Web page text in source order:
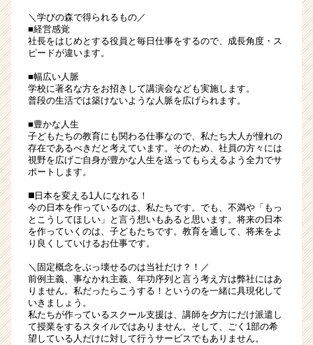
＼学びの森で得られるもの／
■経営感覚
社長をはじめとする役員と毎日仕事をするので、成長角度・ス
ピードが違います。
■幅広い人脈
学校に著名な方をお招きして講演会なども実施します。
普段の生活では築けないような人脈を広げられます。
■豊かな人生
子どもたちの教育にも関わる仕事なので、私たち大人が憧れの
存在であるべきだと考えています。そのため、社員の方々には
視野を広げご自身が豊かな人生を送ってもらえるよう全力でサ
ポートします。
◼️日本を変える1人になれる！
今の日本を作っているのは、私たちです。でも、不満や「もっ
とこうしてほしい」と言う想いもあると思います。将来の日本
を作っていくのは、子どもたちです。教育を通して、将来をよ
り良くしていけるお仕事です。
＼固定概念をぶっ壊せるのは当社だけ？！／
前例主義、事なかれ主義、年功序列と言う考え方は弊社にはあ
りません。私だったらこうする！というのを一緒に具現化して
いきましょう。
私たちが作っているスクール支援は、講師を夕方にだけ派遣し
て授業をするスタイルではありません。そして、ごく1部の希
望している人だけに対して行うサービスでもありません。